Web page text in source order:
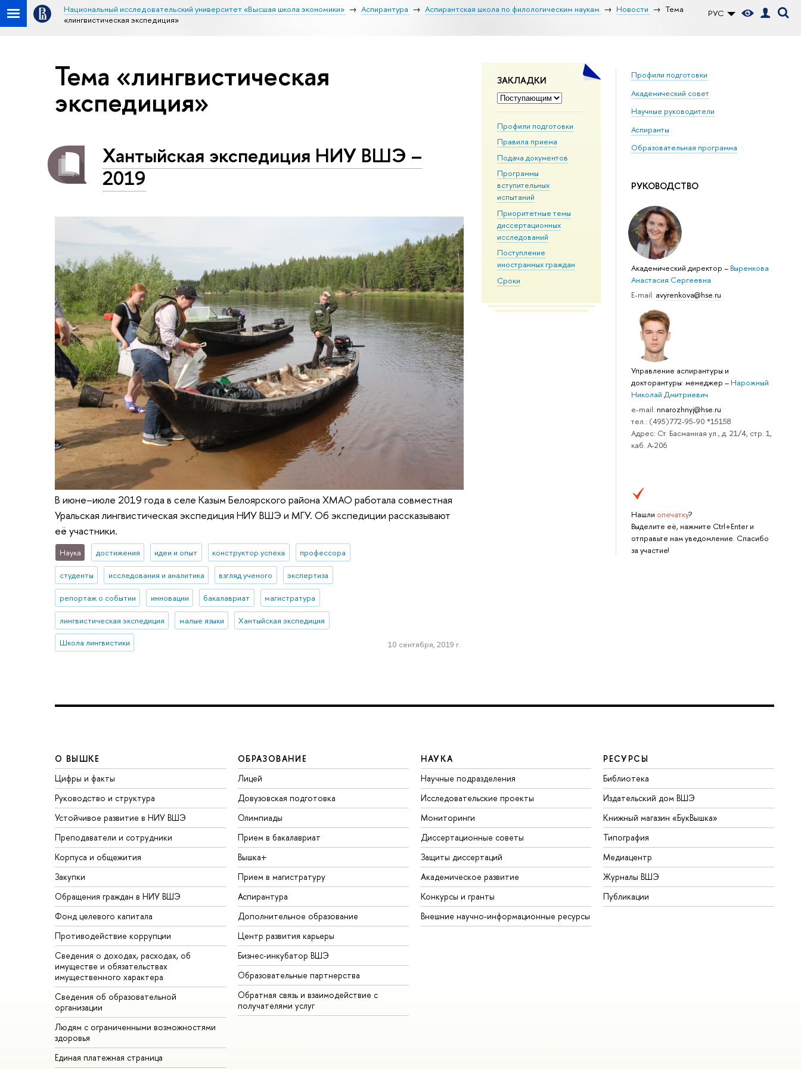
РУС
Национальный исследовательский университет «Высшая школа экономики» Аспирантура Аспирантская школа по филологическим наукам Новости
Тема
«лингвистическая экспедиция»
ЗАКЛАДКИ
Профили подготовки
Правила приема
Подача документов
Программы
вступительных
испытаний
Приоритетные темы
диссертационных
исследований
Поступление
иностранных граждан
Сроки
Профили подготовки
Академический совет
Научные руководители
Аспиранты
Образовательная программа
РУКОВОДСТВО
Академический директор– Выренкова
Анастасия Сергеевна
E-mail: avyrenkova@hse.ru
Управление аспирантуры и
докторантуры: менеджер– Нарожный
Николай Дмитриевич
e-mail: nnarozhnyj@hse.ru
тел.: (495)772-95-90 *15158
Адрес: Ст. Басманная ул., д. 21/4, стр. 1,
каб. А-206
Нашли опечатку?
Выделите её, нажмите Ctrl+Enter и
отправьте нам уведомление. Спасибо
за участие!
Тема «лингвистическая
экспедиция»
Хантыйская экспедиция НИУ ВШЭ –
2019
В июне–июле 2019 года в селе Казым Белоярского района ХМАО работала совместная
Уральская лингвистическая экспедиция НИУ ВШЭ и МГУ. Об экспедиции рассказывают
её участники.
Наука достижения идеи и опыт конструктор успеха профессора
студенты исследования и аналитика взгляд ученого экспертиза
репортаж о событии инновации бакалавриат магистратура
лингвистическая экспедиция малые языки Хантыйская экспедиция
Школа лингвистики 10 сентября, 2019 г.
О ВЫШКЕ
Цифры и факты
Руководство и структура
Устойчивое развитие в НИУ ВШЭ
Преподаватели и сотрудники
Корпуса и общежития
Закупки
Обращения граждан в НИУ ВШЭ
Фонд целевого капитала
Противодействие коррупции
Сведения о доходах, расходах, об
имуществе и обязательствах
имущественного характера
Сведения об образовательной
организации
Людям с ограниченными возможностями
здоровья
Единая платежная страница
ОБРАЗОВАНИЕ
Лицей
Довузовская подготовка
Олимпиады
Прием в бакалавриат
Вышка+
Прием в магистратуру
Аспирантура
Дополнительное образование
Центр развития карьеры
Бизнес-инкубатор ВШЭ
Образовательные партнерства
Обратная связь и взаимодействие с
получателями услуг
НАУКА
Научные подразделения
Исследовательские проекты
Мониторинги
Диссертационные советы
Защиты диссертаций
Академическое развитие
Конкурсы и гранты
Внешние научно-информационные ресурсы
РЕСУРСЫ
Библиотека
Издательский дом ВШЭ
Книжный магазин «БукВышка»
Типография
Медиацентр
Журналы ВШЭ
Публикации